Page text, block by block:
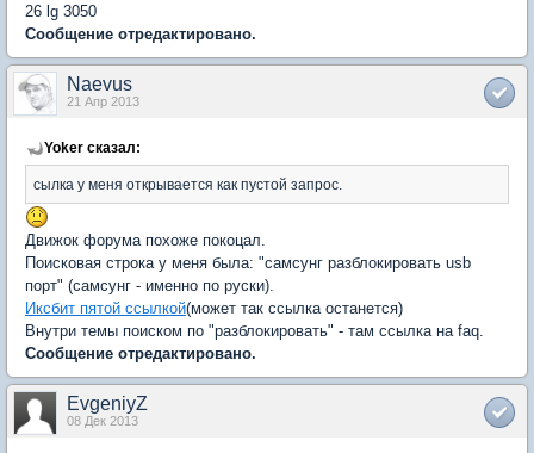
26 lg 3050
Сообщение отредактировано.
Naevus
21 Апр 2013
Yoker сказал:
сылка у меня открывается как пустой запрос.
Движок форума похоже покоцал.
Поисковая строка у меня была: "самсунг разблокировать usb
порт" (самсунг - именно по руски).
Иксбит пятой ссылкой(может так ссылка останется)
Внутри темы поиском по "разблокировать" - там ссылка на faq.
Сообщение отредактировано.
EvgeniyZ
08 Дек 2013